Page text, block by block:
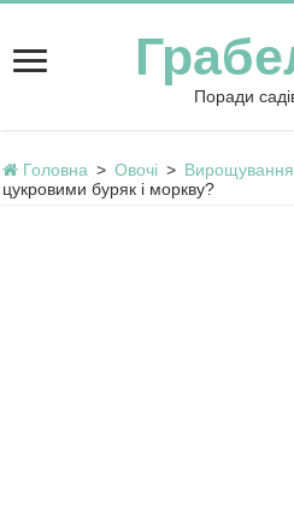
Поради
Головна > Овочі > Вирощування
цукровими буряк і моркву?